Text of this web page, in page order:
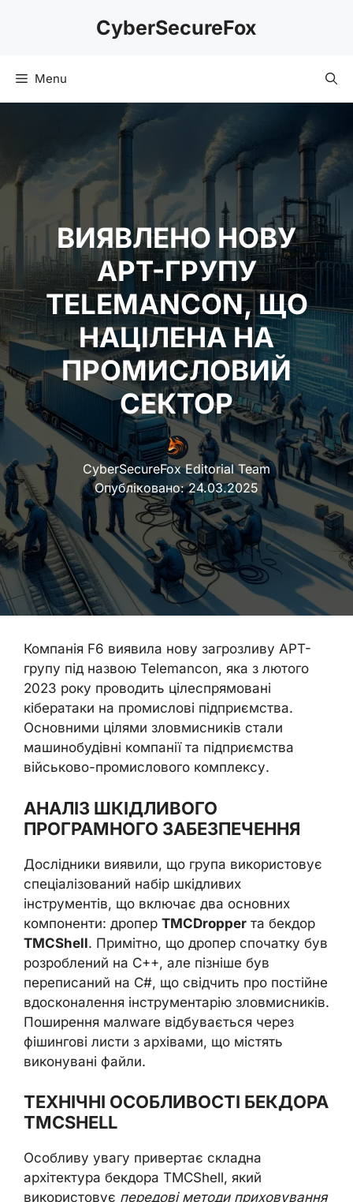
CyberSecureFox
Menu
ВИЯВЛЕНО НОВУ
APT-ГРУПУ
TELEMANCON, ЩО
НАЦІЛЕНА НА
ПРОМИСЛОВИЙ
СЕКТОР
CyberSecureFox Editorial Team
Опубліковано:24.03.2025
Компанія F6 виявила нову загрозливу APT-
групу під назвою Telemancon, яка з лютого
2023 року проводить цілеспрямовані
кібератаки на промислові підприємства.
Основними цілями зловмисників стали
машинобудівні компанії та підприємства
військово-промислового комплексу.
АНАЛІЗ ШКІДЛИВОГО
ПРОГРАМНОГО ЗАБЕЗПЕЧЕННЯ
Дослідники виявили, що група використовує
спеціалізований набір шкідливих
інструментів, що включає два основних
компоненти: дропер TMCDropper та бекдор
TMCShell. Примітно, що дропер спочатку був
розроблений на C++, але пізніше був
переписаний на C#, що свідчить про постійне
вдосконалення інструментарію зловмисників.
Поширення малware відбувається через
фішингові листи з архівами, що містять
виконувані файли.
ТЕХНІЧНІ ОСОБЛИВОСТІ БЕКДОРА
TMCSHELL
Особливу увагу привертає складна
архітектура бекдора TMCShell, який
використовує передові методи приховування